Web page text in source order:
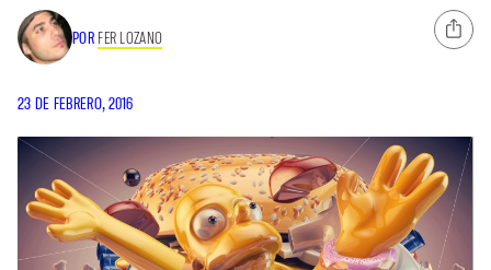
POR FER LOZANO
23 DE FEBRERO, 2016